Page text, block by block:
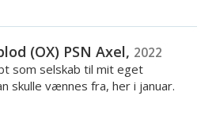
(OX) PSN Axel, 2022
som selskab til mit eget
skulle vænnes fra, her i januar.